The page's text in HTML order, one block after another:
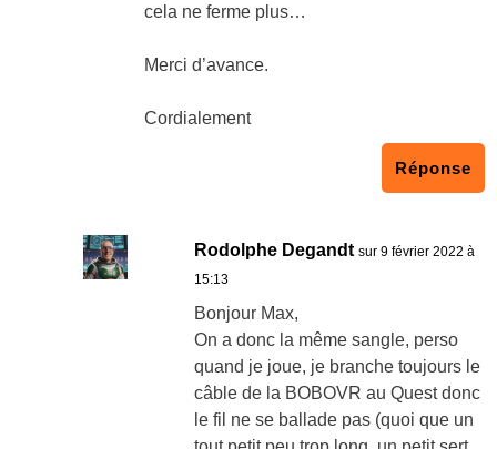
cela ne ferme plus…
Merci d’avance.
Cordialement
Réponse
Rodolphe Degandt sur 9 février 2022 à
15:13
Bonjour Max,
On a donc la même sangle, perso
quand je joue, je branche toujours le
câble de la BOBOVR au Quest donc
le fil ne se ballade pas (quoi que un